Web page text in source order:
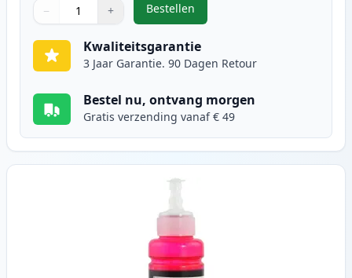
Gebruik de knoppen om aan te passen
− +
1
Bestellen
,Epson 664 (T6642) inkttank
Kwaliteitsgarantie
3 Jaar Garantie. 90 Dagen Retour
Bestel nu, ontvang morgen
Gratis verzending vanaf € 49